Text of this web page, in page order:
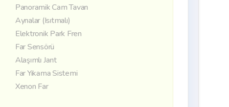
Panoramik Cam Tavan
Aynalar (Isıtmalı)
Elektronik Park Fren
Far Sensörü
Alaşımlı Jant
Far Yıkama Sistemi
Xenon Far